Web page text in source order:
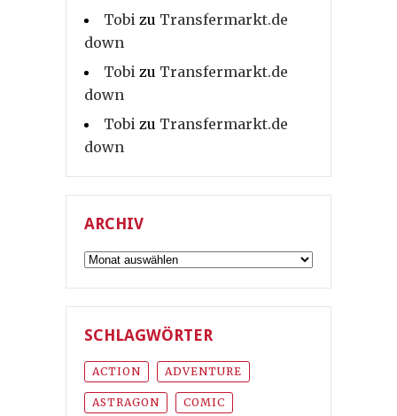
Tobi zu Transfermarkt.de
down
Tobi zu Transfermarkt.de
down
Tobi zu Transfermarkt.de
down
ARCHIV
Archiv
SCHLAGWÖRTER
ACTION ADVENTURE
ASTRAGON COMIC